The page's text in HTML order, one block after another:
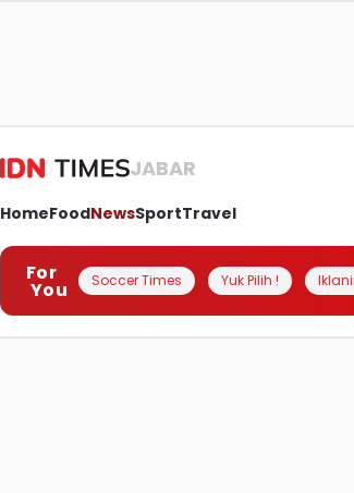
JABAR
HomeFoodNewsSportTravel
For
You Soccer Times Yuk Pilih !